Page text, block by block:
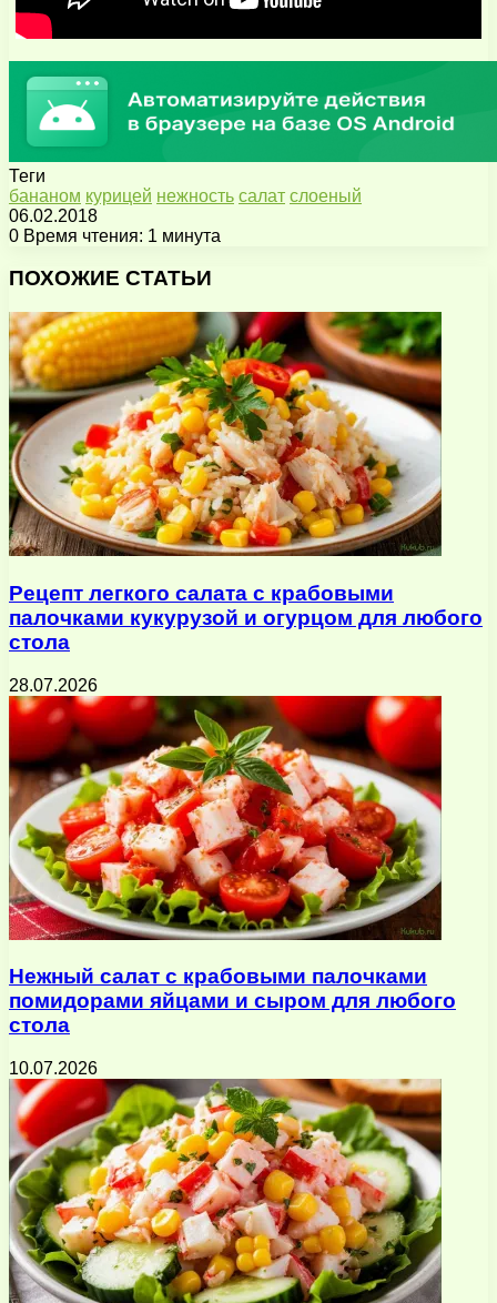
Теги
бананом курицей нежность салат слоеный
06.02.2018
0 Время чтения: 1 минута
через
почту
ПОХОЖИЕ СТАТЬИ
Рецепт легкого салата с крабовыми
палочками кукурузой и огурцом для любого
стола
28.07.2026
Нежный салат с крабовыми палочками
помидорами яйцами и сыром для любого
стола
10.07.2026